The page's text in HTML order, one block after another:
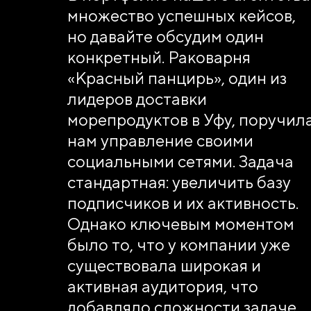
множество успешных кейсов,
но давайте обсудим один
конкретный. Раковарня
«Красный панцирь», один из
лидеров доставки
морепродуктов в Уфу,
нам управление своими
социальными сетями. Задача
стандартная: увеличить базу
подписчиков и их активность.
Однако ключевым моментом
было то, что у компании уже
существовала широкая и
активная аудитория, что
добавляло сложности задаче.